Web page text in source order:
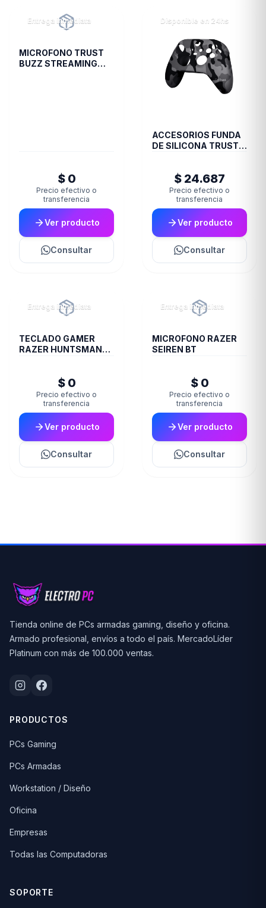
Entrega inmediata
MICROFONO TRUST
BUZZ STREAMING
$ 0
Precio efectivo o
transferencia
Ver producto
Consultar
Disponible en 24hs
ACCESORIOS FUNDA
DE SILICONA TRUST
$ 24.687
Precio efectivo o
transferencia
Ver producto
Consultar
Entrega inmediata
TECLADO GAMER
RAZER HUNTSMAN
$ 0
Precio efectivo o
transferencia
Ver producto
Consultar
Entrega inmediata
MICROFONO RAZER
SEIREN BT
$ 0
Precio efectivo o
transferencia
Ver producto
Consultar
Tienda online de PCs armadas gaming, diseño y oficina.
Armado profesional, envíos a todo el país. MercadoLíder
Platinum con más de 100.000 ventas.
PRODUCTOS
PCs Gaming
PCs Armadas
Workstation / Diseño
Oficina
Empresas
Todas las Computadoras
SOPORTE